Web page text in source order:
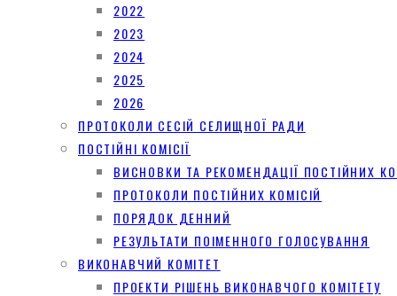
2022
2023
2024
2025
2026
ПРОТОКОЛИ СЕСІЙ СЕЛИЩНОЇ РАДИ
ПОСТІЙНІ КОМІСІЇ
ВИСНОВКИ ТА РЕКОМЕНДАЦІЇ ПОСТІЙНИХ
ПРОТОКОЛИ ПОСТІЙНИХ КОМІСІЙ
ПОРЯДОК ДЕННИЙ
РЕЗУЛЬТАТИ ПОІМЕННОГО ГОЛОСУВАННЯ
ВИКОНАВЧИЙ КОМІТЕТ
ПРОЕКТИ РІШЕНЬ ВИКОНАВЧОГО КОМІТЕТУ